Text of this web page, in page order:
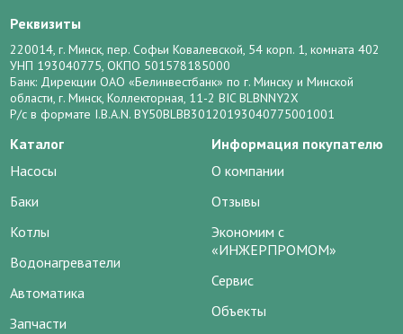
Реквизиты
220014, г. Минск, пер. Софьи Ковалевской, 54 корп. 1, комната 402
УНП 193040775, ОКПО 501578185000
Банк: Дирекции ОАО «Белинвестбанк» по г. Минску и Минской
области, г. Минск, Коллекторная, 11-2 BIC BLBNNY2X
Р/с в формате I.B.A.N. BY50BLBB30120193040775001001
Каталог
Насосы
Баки
Котлы
Водонагреватели
Автоматика
Запчасти
Информация покупателю
О компании
Отзывы
Экономим с
«ИНЖЕРПРОМОМ»
Сервис
Объекты